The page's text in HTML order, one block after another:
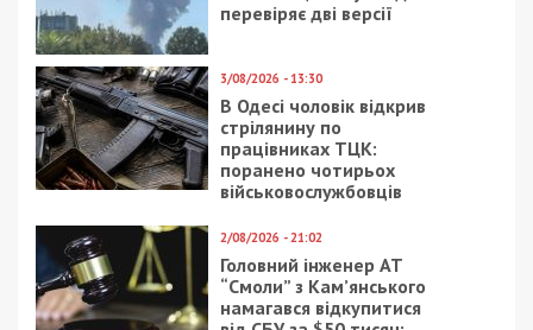
мобилизационного резерва 1-го и 2-го армейских
корпусов.
Ожидается, что противник продолжит ведение
боевых действий с целью выхода на
административные границы Херсонской области
и попытается возобновить наступление.
В акватории Азовского моря корабельная
группировка противника продолжает выполнение
задач по блокированию порта Мариуполь и
осуществлению огневой поддержки на
приморском направлении.